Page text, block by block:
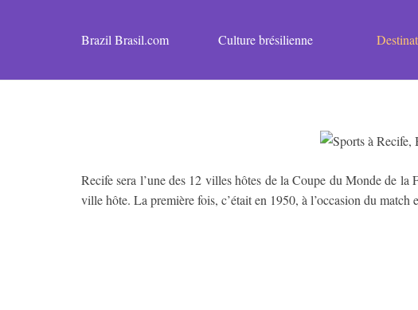
Brazil Brasil.com Culture brésilienne
Recife sera l’une des 12 villes hôtes de la Coupe du Monde de
ville hôte. La première fois, c’était en 1950, à l’occasion du